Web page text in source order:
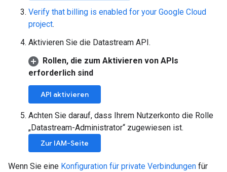
Verify that billing is enabled for your Google Cloud
project.
Aktivieren Sie die Datastream API.
Rollen, die zum Aktivieren von APIs
erforderlich sind
API aktivieren
Achten Sie darauf, dass Ihrem Nutzerkonto die Rolle
„Datastream-Administrator“ zugewiesen ist.
Zur IAM-Seite
Wenn Sie eine Konfiguration für private Verbindungen für